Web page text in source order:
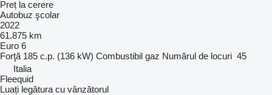
Preț la cerere
Autobuz şcolar
2022
61.875 km
Euro 6
Forţă 185 c.p. (136 kW) Combustibil gaz Numărul de locuri 45
Italia
Fleequid
Luați legătura cu vânzătorul